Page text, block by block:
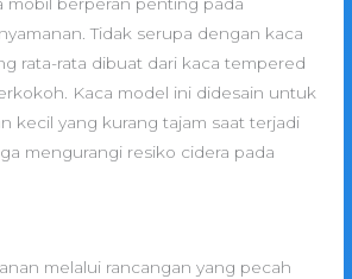
mobil berperan penting pada
Tidak serupa dengan kaca
rata-rata dibuat dari kaca tempered
Kaca model ini didesain untuk
kecil yang kurang tajam saat terjadi
mengurangi resiko cidera pada
melalui rancangan yang pecah